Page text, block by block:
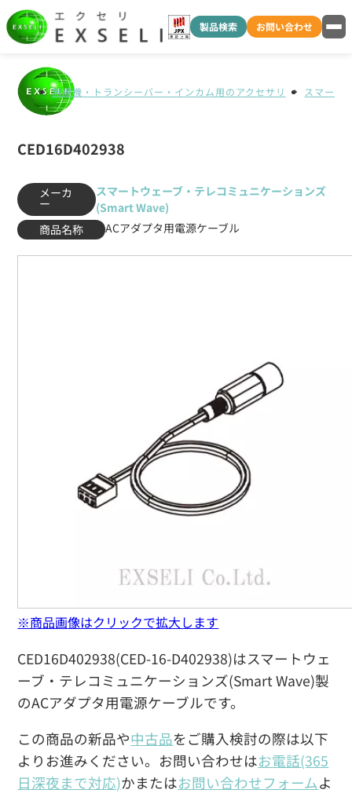
製品検索 お問い合わせ
無線機・トランシーバー・インカム用のアクセサリ スマート
CED16D402938
メーカ
ー
スマートウェーブ・テレコミュニケーションズ
(Smart Wave)
商品名称
ACアダプタ用電源ケーブル
CED16D402938(CED-16-D402938)はスマートウェ
ーブ・テレコミュニケーションズ(Smart Wave)製
のACアダプタ用電源ケーブルです。
この商品の新品や中古品をご購入検討の際は以下
よりお進みください。お問い合わせはお電話(365
日深夜まで対応)かまたはお問い合わせフォームよ
※商品画像はクリックで拡大します